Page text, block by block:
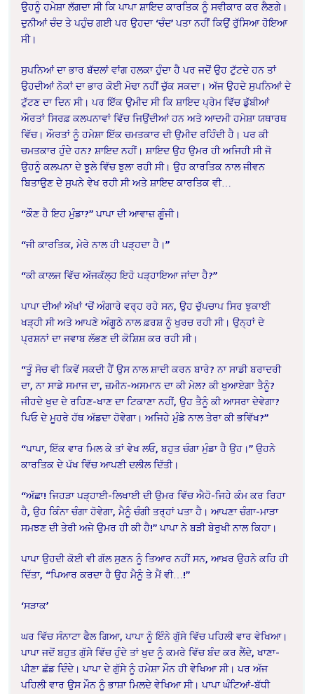
ਉਹਨੂੰ ਹਮੇਸ਼ਾ ਲੱਗਦਾ ਸੀ ਕਿ ਪਾਪਾ ਸ਼ਾਇਦ ਕਾਰਤਿਕ ਨੂੰ ਸਵੀਕਾਰ ਕਰ ਲੈਣਗੇ।
ਦੁਨੀਆਂ ਚੰਦ ਤੇ ਪਹੁੰਚ ਗਈ ਪਰ ਉਹਦਾ ‘ਚੰਦ’ ਪਤਾ ਨਹੀਂ ਕਿਉਂ ਰੁੱਸਿਆ ਹੋਇਆ
ਸੀ।
ਸੁਪਨਿਆਂ ਦਾ ਭਾਰ ਬੱਦਲਾਂ ਵਾਂਗ ਹਲਕਾ ਹੁੰਦਾ ਹੈ ਪਰ ਜਦੋਂ ਉਹ ਟੁੱਟਦੇ ਹਨ ਤਾਂ
ਉਹਦੀਆਂ ਨੋਕਾਂ ਦਾ ਭਾਰ ਕੋਈ ਮੋਢਾ ਨਹੀਂ ਚੁੱਕ ਸਕਦਾ। ਅੱਜ ਉਹਦੇ ਸੁਪਨਿਆਂ ਦੇ
ਟੁੱਟਣ ਦਾ ਦਿਨ ਸੀ। ਪਰ ਇੱਕ ਉਮੀਦ ਸੀ ਕਿ ਸ਼ਾਇਦ ਪ੍ਰੇਮ ਵਿੱਚ ਡੁੱਬੀਆਂ
ਔਰਤਾਂ ਸਿਰਫ਼ ਕਲਪਨਾਵਾਂ ਵਿੱਚ ਜਿਉਂਦੀਆਂ ਹਨ ਅਤੇ ਆਦਮੀ ਹਮੇਸ਼ਾ ਯਥਾਰਥ
ਵਿੱਚ। ਔਰਤਾਂ ਨੂੰ ਹਮੇਸ਼ਾ ਇੱਕ ਚਮਤਕਾਰ ਦੀ ਉਮੀਦ ਰਹਿੰਦੀ ਹੈ। ਪਰ ਕੀ
ਚਮਤਕਾਰ ਹੁੰਦੇ ਹਨ? ਸ਼ਾਇਦ ਨਹੀਂ। ਸ਼ਾਇਦ ਉਹ ਉਮਰ ਹੀ ਅਜਿਹੀ ਸੀ ਜੋ
ਉਹਨੂੰ ਕਲਪਨਾ ਦੇ ਝੂਲੇ ਵਿੱਚ ਝੁਲਾ ਰਹੀ ਸੀ। ਉਹ ਕਾਰਤਿਕ ਨਾਲ ਜੀਵਨ
ਬਿਤਾਉਣ ਦੇ ਸੁਪਨੇ ਵੇਖ ਰਹੀ ਸੀ ਅਤੇ ਸ਼ਾਇਦ ਕਾਰਤਿਕ ਵੀ…
“ਕੌਣ ਹੈ ਇਹ ਮੁੰਡਾ?” ਪਾਪਾ ਦੀ ਆਵਾਜ਼ ਗੂੰਜੀ।
“ਜੀ ਕਾਰਤਿਕ, ਮੇਰੇ ਨਾਲ ਹੀ ਪੜ੍ਹਦਾ ਹੈ।”
“ਕੀ ਕਾਲਜ ਵਿੱਚ ਅੱਜਕੱਲ੍ਹ ਇਹੋ ਪੜ੍ਹਾਇਆ ਜਾਂਦਾ ਹੈ?”
ਪਾਪਾ ਦੀਆਂ ਅੱਖਾਂ ‘ਚੋਂ ਅੰਗਾਰੇ ਵਰ੍ਹ ਰਹੇ ਸਨ, ਉਹ ਚੁੱਪਚਾਪ ਸਿਰ ਝੁਕਾਈ
ਖੜ੍ਹੀ ਸੀ ਅਤੇ ਆਪਣੇ ਅੰਗੂਠੇ ਨਾਲ ਫ਼ਰਸ਼ ਨੂੰ ਖੁਰਚ ਰਹੀ ਸੀ। ਉਨ੍ਹਾਂ ਦੇ
ਪ੍ਰਸ਼ਨਾਂ ਦਾ ਜਵਾਬ ਲੱਭਣ ਦੀ ਕੋਸ਼ਿਸ਼ ਕਰ ਰਹੀ ਸੀ।
“ਤੂੰ ਸੋਚ ਵੀ ਕਿਵੇਂ ਸਕਦੀ ਹੈਂ ਉਸ ਨਾਲ ਸ਼ਾਦੀ ਕਰਨ ਬਾਰੇ? ਨਾ ਸਾਡੀ ਬਰਾਦਰੀ
ਦਾ, ਨਾ ਸਾਡੇ ਸਮਾਜ ਦਾ, ਜ਼ਮੀਨ-ਅਸਮਾਨ ਦਾ ਕੀ ਮੇਲ? ਕੀ ਖੁਆਏਗਾ ਤੈਨੂੰ?
ਜੀਹਦੇ ਖੁਦ ਦੇ ਰਹਿਣ-ਖਾਣ ਦਾ ਟਿਕਾਣਾ ਨਹੀਂ, ਉਹ ਤੈਨੂੰ ਕੀ ਆਸਰਾ ਦੇਵੇਗਾ?
ਪਿਓ ਦੇ ਮੂਹਰੇ ਹੱਥ ਅੱਡਦਾ ਹੋਵੇਗਾ। ਅਜਿਹੇ ਮੁੰਡੇ ਨਾਲ ਤੇਰਾ ਕੀ ਭਵਿੱਖ?”
“ਪਾਪਾ, ਇੱਕ ਵਾਰ ਮਿਲ ਕੇ ਤਾਂ ਵੇਖ ਲਓ, ਬਹੁਤ ਚੰਗਾ ਮੁੰਡਾ ਹੈ ਉਹ।” ਉਹਨੇ
ਕਾਰਤਿਕ ਦੇ ਪੱਖ ਵਿੱਚ ਆਪਣੀ ਦਲੀਲ ਦਿੱਤੀ।
“ਅੱਛਾ! ਜਿਹੜਾ ਪੜ੍ਹਾਈ-ਲਿਖਾਈ ਦੀ ਉਮਰ ਵਿੱਚ ਐਹੋ-ਜਿਹੇ ਕੰਮ ਕਰ ਰਿਹਾ
ਹੈ, ਉਹ ਕਿੰਨਾ ਚੰਗਾ ਹੋਵੇਗਾ, ਮੈਨੂੰ ਚੰਗੀ ਤਰ੍ਹਾਂ ਪਤਾ ਹੈ। ਆਪਣਾ ਚੰਗਾ-ਮਾੜਾ
ਸਮਝਣ ਦੀ ਤੇਰੀ ਅਜੇ ਉਮਰ ਹੀ ਕੀ ਹੈ!” ਪਾਪਾ ਨੇ ਬੜੀ ਬੇਰੁਖੀ ਨਾਲ ਕਿਹਾ।
ਪਾਪਾ ਉਹਦੀ ਕੋਈ ਵੀ ਗੱਲ ਸੁਣਨ ਨੂੰ ਤਿਆਰ ਨਹੀਂ ਸਨ, ਆਖ਼ਰ ਉਹਨੇ ਕਹਿ ਹੀ
ਦਿੱਤਾ, “ਪਿਆਰ ਕਰਦਾ ਹੈ ਉਹ ਮੈਨੂੰ ਤੇ ਮੈਂ ਵੀ…!”
‘ਸੜਾਕ’
ਘਰ ਵਿੱਚ ਸੰਨਾਟਾ ਫੈਲ ਗਿਆ, ਪਾਪਾ ਨੂੰ ਇੰਨੇ ਗੁੱਸੇ ਵਿੱਚ ਪਹਿਲੀ ਵਾਰ ਵੇਖਿਆ।
ਪਾਪਾ ਜਦੋਂ ਬਹੁਤ ਗੁੱਸੇ ਵਿੱਚ ਹੁੰਦੇ ਤਾਂ ਖੁਦ ਨੂੰ ਕਮਰੇ ਵਿੱਚ ਬੰਦ ਕਰ ਲੈਂਦੇ, ਖਾਣਾ-
ਪੀਣਾ ਛੱਡ ਦਿੰਦੇ। ਪਾਪਾ ਦੇ ਗੁੱਸੇ ਨੂੰ ਹਮੇਸ਼ਾ ਮੌਨ ਹੀ ਵੇਖਿਆ ਸੀ। ਪਰ ਅੱਜ
ਪਹਿਲੀ ਵਾਰ ਉਸ ਮੌਨ ਨੂੰ ਭਾਸ਼ਾ ਮਿਲਦੇ ਵੇਖਿਆ ਸੀ। ਪਾਪਾ ਘੰਟਿਆਂ-ਬੱਧੀ